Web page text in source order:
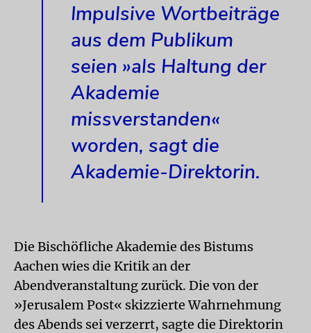
Impulsive Wortbeiträge
aus dem Publikum
seien »als Haltung der
Akademie
missverstanden«
worden, sagt die
Akademie-Direktorin.
Die Bischöfliche Akademie des Bistums
Aachen wies die Kritik an der
Abendveranstaltung zurück. Die von der
»Jerusalem Post« skizzierte Wahrnehmung
des Abends sei verzerrt, sagte die Direktorin